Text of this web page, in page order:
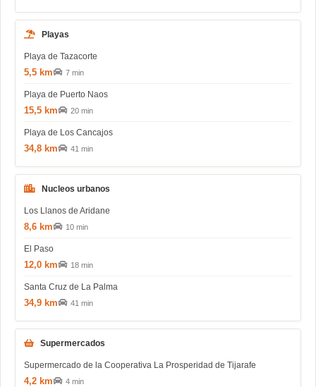
Playas
Playa de Tazacorte
5,5 km 7 min
Playa de Puerto Naos
15,5 km 20 min
Playa de Los Cancajos
34,8 km 41 min
Nucleos urbanos
Los Llanos de Aridane
8,6 km 10 min
El Paso
12,0 km 18 min
Santa Cruz de La Palma
34,9 km 41 min
Supermercados
Supermercado de la Cooperativa La Prosperidad de Tijarafe
4,2 km 4 min